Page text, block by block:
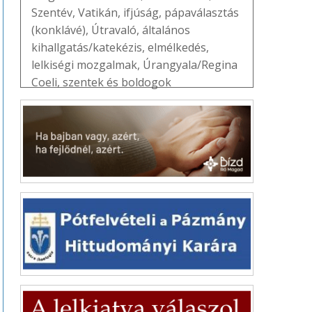
Szentév, Vatikán, ifjúság, pápaválasztás
(konklávé), Útravaló, általános
kihallgatás/katekézis, elmélkedés,
lelkiségi mozgalmak, Úrangyala/Regina
Coeli, szentek és boldogok